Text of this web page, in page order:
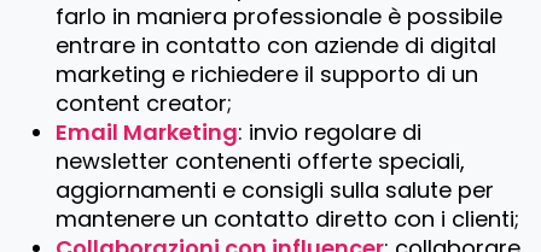
farlo in maniera professionale è possibile
entrare in contatto con aziende di digital
marketing e richiedere il supporto di un
content creator;
Email Marketing: invio regolare di
newsletter contenenti offerte speciali,
aggiornamenti e consigli sulla salute per
mantenere un contatto diretto con i clienti;